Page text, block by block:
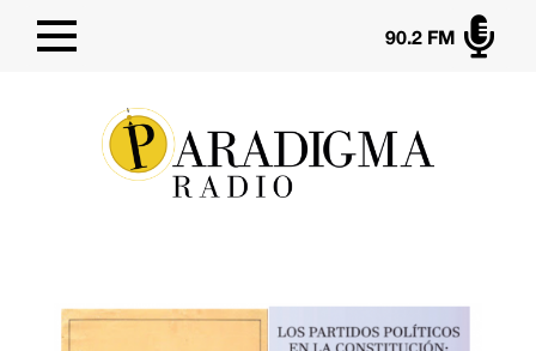

90.2 FM